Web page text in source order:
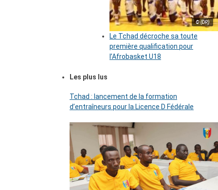
© (DR)
Le Tchad décroche sa toute
première qualification pour
l’Afrobasket U18
Les plus lus
Tchad : lancement de la formation
d’entraîneurs pour la Licence D Fédérale